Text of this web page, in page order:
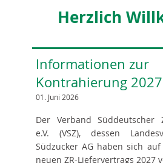
Herzlich
Informationen zur
Kontrahierung 2027
01. Juni 2026
Der Verband Süddeutscher
e.V. (VSZ), dessen
Südzucker AG haben sich
neuen ZR-Liefervertrags 2027